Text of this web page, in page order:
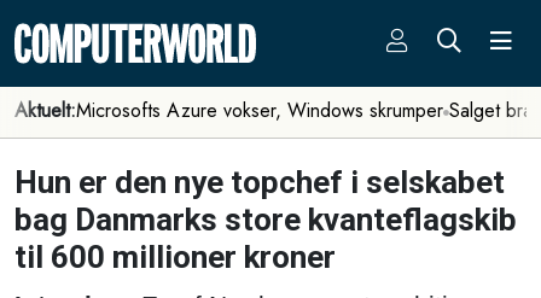
Aktuelt:Microsofts Azure vokser, Windows skrumper Salget
Hun er den nye topchef i selskabet
bag Danmarks store kvanteflagskib
til 600 millioner kroner